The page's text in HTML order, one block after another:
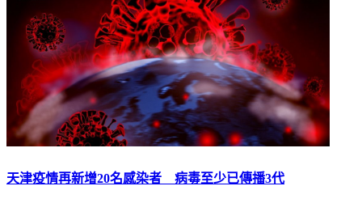
天津疫情再新增20名感染者 病毒至少已傳播3代